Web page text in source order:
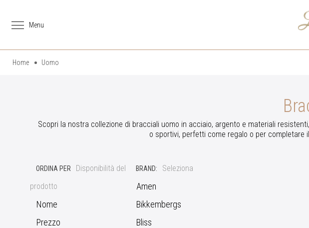
Home Uomo
Scopri la nostra collezione di bracciali uomo in acciaio, argento e materiali
o sportivi, perfetti come regalo o per completare
BRAND: Seleziona
Amen
Bikkembergs
Bliss
ORDINA PER
Disponibilità del
prodotto
Nome
Prezzo